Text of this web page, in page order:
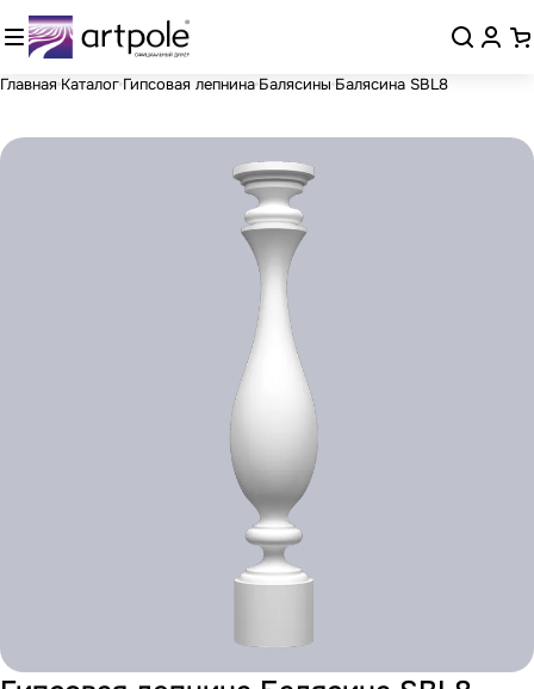
Главная Каталог Гипсовая лепнина Балясины Балясина SBL8